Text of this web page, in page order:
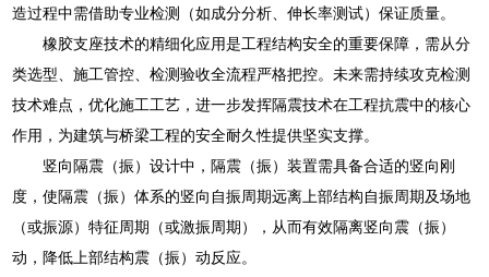
造过程中需借助专业检测（如成分分析、伸长率测试）保证质量。
橡胶支座技术的精细化应用是工程结构安全的重要保障，需从分
类选型、施工管控、检测验收全流程严格把控。未来需持续攻克检测
技术难点，优化施工工艺，进一步发挥隔震技术在工程抗震中的核心
作用，为建筑与桥梁工程的安全耐久性提供坚实支撑。
竖向隔震（振）设计中，隔震（振）装置需具备合适的竖向刚
度，使隔震（振）体系的竖向自振周期远离上部结构自振周期及场地
（或振源）特征周期（或激振周期），从而有效隔离竖向震（振）
动，降低上部结构震（振）动反应。